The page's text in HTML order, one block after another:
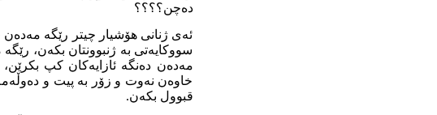
دەچن؟؟؟؟
ئەی ژنانی هۆشیار چیتر رێگە مەدەن
سووکایەتی بە ژنبوونتان بکەن،
مەدەن دەنگە ئازایەکان کپ بکرێن،
خاوەن نەوت و زۆر بە پیت و
قبوول بکەن.